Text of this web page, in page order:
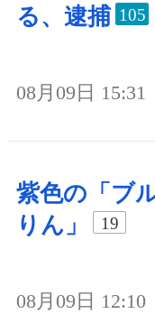
る、逮捕 105
08月09日 15:31
紫色の「ブ
りん」
19
08月09日 12:10